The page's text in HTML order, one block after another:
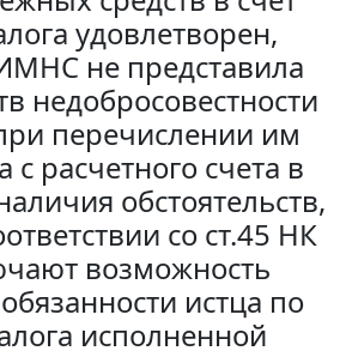
удовлетворен,
не представила
недобросовестности
перечислении им
с расчетного счета в
обстоятельств,
со ст.45 НК
возможность
истца по
исполненной